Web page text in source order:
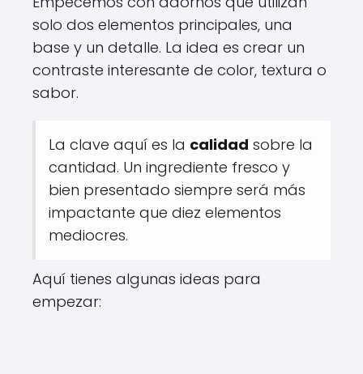
solo dos elementos principales, una
base y un detalle. La idea es crear un
contraste interesante de color, textura o
sabor.
La clave aquí es la calidad sobre la
cantidad. Un ingrediente fresco y
bien presentado siempre será más
impactante que diez elementos
mediocres.
Aquí tienes algunas ideas para
empezar: